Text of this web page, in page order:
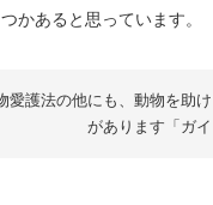
かある と思っています。
愛護法の他にも、動物を助
があります「ガイ